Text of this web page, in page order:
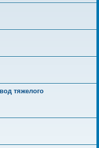
тяжелого